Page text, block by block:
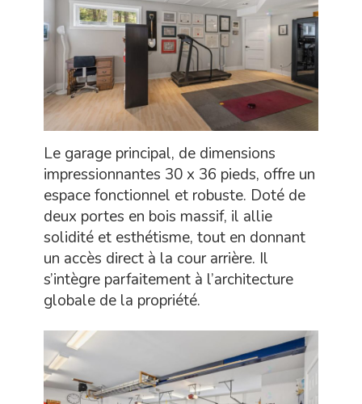
Le garage principal, de dimensions
impressionnantes 30 x 36 pieds, offre un
espace fonctionnel et robuste. Doté de
deux portes en bois massif, il allie
solidité et esthétisme, tout en donnant
un accès direct à la cour arrière. Il
s’intègre parfaitement à l’architecture
globale de la propriété.